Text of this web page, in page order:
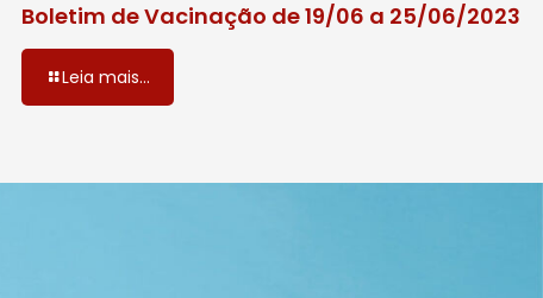
Boletim de Vacinação de 19/06 a 25/06/2023
Leia mais...